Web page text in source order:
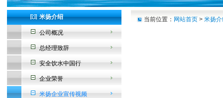
米扬介绍
公司概况
总经理致辞
安全饮水中国行
企业荣誉
米扬企业宣传视频
当前位置： 网站首页> 米扬介